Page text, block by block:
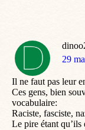
dit
29
Il ne faut pas leur
Ces gens, bien
vocabulaire:
Raciste, fasciste,
Le pire étant